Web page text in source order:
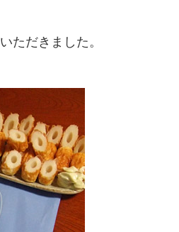
ただきました。